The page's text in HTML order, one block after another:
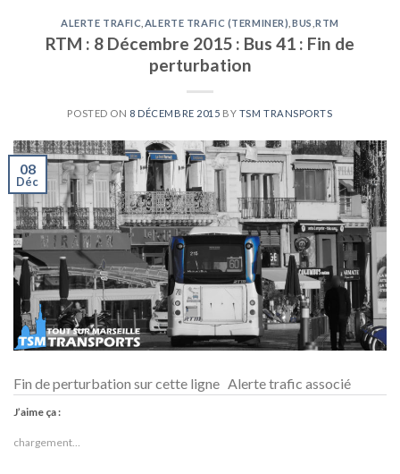
ALERTE TRAFIC ALERTE TRAFIC (TERMINER) BUS ,RTM
RTM : 8 Décembre 2015 : Bus 41 : Fin de
perturbation
POSTED ON 8 DÉCEMBRE 2015 BY TSM TRANSPORTS
08
Déc
Fin de perturbation sur cette ligne Alerte trafic associé
J’aime ça :
chargement…